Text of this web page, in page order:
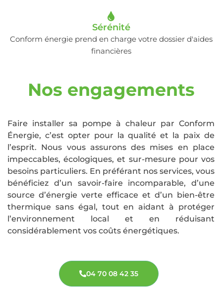
Nos engagements
Faire installer sa pompe à chaleur par Conform
Énergie, c’est opter pour la qualité et la paix de
l’esprit. Nous vous assurons des mises en place
impeccables, écologiques, et sur-mesure pour vos
besoins particuliers. En préférant nos services, vous
bénéficiez d’un savoir-faire incomparable, d’une
source d’énergie verte efficace et d’un bien-être
thermique sans égal, tout en aidant à protéger
l’environnement local et en réduisant
considérablement vos coûts énergétiques.
04 70 08 42 35
Sérénité
Conform énergie prend en charge votre dossier d'aides
financières